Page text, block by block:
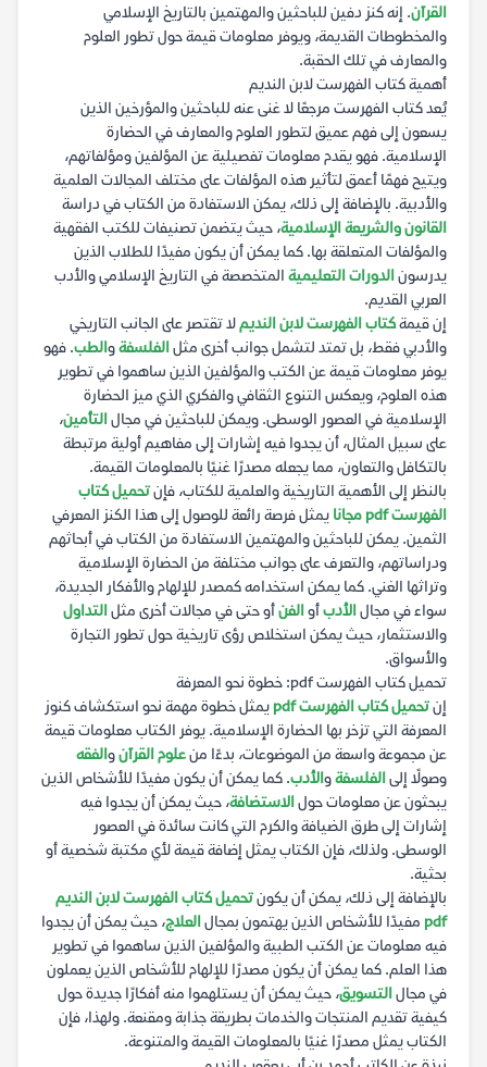
القرآن. إنه كنز دفين للباحثين والمهتمين بالتاريخ الإسلامي
والمخطوطات القديمة، ويوفر معلومات قيمة حول تطور العلوم
والمعارف في تلك الحقبة.
أهمية كتاب الفهرست لابن النديم
يُعد كتاب الفهرست مرجعًا لا غنى عنه للباحثين والمؤرخين الذين
يسعون إلى فهم عميق لتطور العلوم والمعارف في الحضارة
الإسلامية. فهو يقدم معلومات تفصيلية عن المؤلفين ومؤلفاتهم،
ويتيح فهمًا أعمق لتأثير هذه المؤلفات على مختلف المجالات العلمية
والأدبية. بالإضافة إلى ذلك، يمكن الاستفادة من الكتاب في دراسة
القانون والشريعة الإسلامية، حيث يتضمن تصنيفات للكتب الفقهية
والمؤلفات المتعلقة بها. كما يمكن أن يكون مفيدًا للطلاب الذين
يدرسونالدورات التعليمية المتخصصة في التاريخ الإسلامي والأدب
العربي القديم.
إن قيمةكتاب الفهرست لابن النديملا تقتصر على الجانب التاريخي
والأدبي فقط، بل تمتد لتشمل جوانب أخرى مثلالفلسفةوالطب. فهو
يوفر معلومات قيمة عن الكتب والمؤلفين الذين ساهموا في تطوير
هذه العلوم، ويعكس التنوع الثقافي والفكري الذي ميز الحضارة
الإسلامية في العصور الوسطى. ويمكن للباحثين في مجالالتأمين،
على سبيل المثال، أن يجدوا فيه إشارات إلى مفاهيم أولية مرتبطة
بالتكافل والتعاون، مما يجعله مصدرًا غنيًا بالمعلومات القيمة.
بالنظر إلى الأهمية التاريخية والعلمية للكتاب، فإنتحميل كتاب
الفهرست pdf مجانا
يمثل فرصة رائعة للوصول إلى هذا الكنز المعرفي
الثمين. يمكن للباحثين والمهتمين الاستفادة من الكتاب في أبحاثهم
ودراساتهم، والتعرف على جوانب مختلفة من الحضارة الإسلامية
وتراثها الغني. كما يمكن استخدامه كمصدر للإلهام والأفكار الجديدة،
سواء في مجالالأدبأوالفنأو حتى في مجالات أخرى مثلالتداول
والاستثمار، حيث يمكن استخلاص رؤى تاريخية حول تطور التجارة
والأسواق.
تحميل كتاب الفهرست pdf: خطوة نحو المعرفة
إنتحميل كتاب الفهرست pdf
يمثل خطوة مهمة نحو استكشاف كنوز
المعرفة التي تزخر بها الحضارة الإسلامية. يوفر الكتاب معلومات قيمة
عن مجموعة واسعة من الموضوعات، بدءًا منعلوم القرآنوالفقه
وصولًا إلىالفلسفةوالأدب. كما يمكن أن يكون مفيدًا للأشخاص الذين
يبحثون عن معلومات حولالاستضافة، حيث يمكن أن يجدوا فيه
إشارات إلى طرق الضيافة والكرم التي كانت سائدة في العصور
الوسطى. ولذلك، فإن الكتاب يمثل إضافة قيمة لأي مكتبة شخصية أو
بحثية.
بالإضافة إلى ذلك، يمكن أن يكونتحميل كتاب الفهرست لابن النديم
pdf مفيدًا للأشخاص الذين يهتمون بمجالالعلاج، حيث يمكن أن يجدوا
فيه معلومات عن الكتب الطبية والمؤلفين الذين ساهموا في تطوير
هذا العلم. كما يمكن أن يكون مصدرًا للإلهام للأشخاص الذين يعملون
في مجالالتسويق، حيث يمكن أن يستلهموا منه أفكارًا جديدة حول
كيفية تقديم المنتجات والخدمات بطريقة جذابة ومقنعة. ولهذا، فإن
الكتاب يمثل مصدرًا غنيًا بالمعلومات القيمة والمتنوعة.